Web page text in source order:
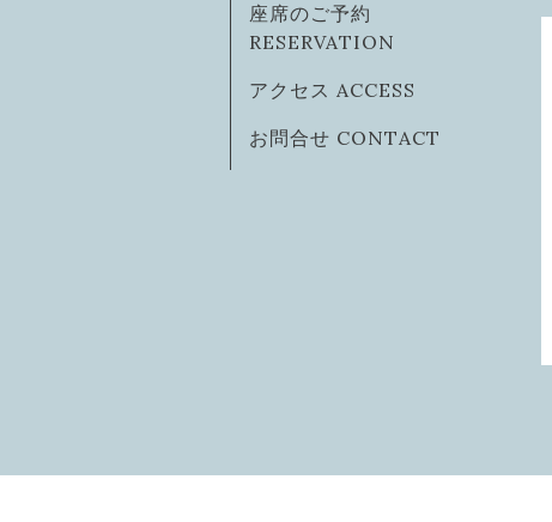
座席のご予約
RESERVATION
アクセス ACCESS
お問合せ CONTACT